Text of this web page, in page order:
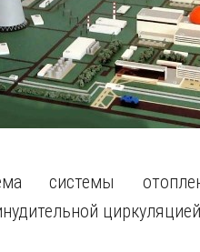
системы